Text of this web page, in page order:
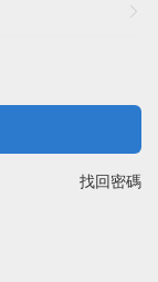
找回密碼